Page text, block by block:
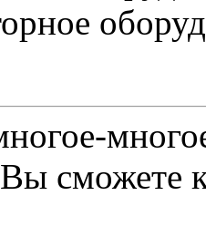
сможете